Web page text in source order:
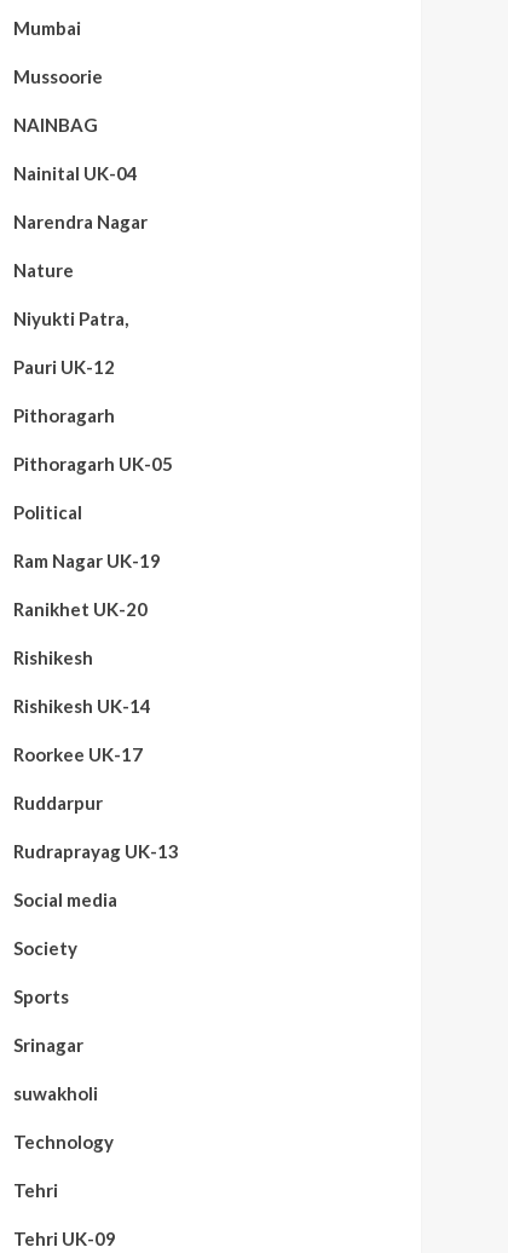
Mumbai
Mussoorie
NAINBAG
Nainital UK-04
Narendra Nagar
Nature
Niyukti Patra,
Pauri UK-12
Pithoragarh
Pithoragarh UK-05
Political
Ram Nagar UK-19
Ranikhet UK-20
Rishikesh
Rishikesh UK-14
Roorkee UK-17
Ruddarpur
Rudraprayag UK-13
Social media
Society
Sports
Srinagar
suwakholi
Technology
Tehri
Tehri UK-09